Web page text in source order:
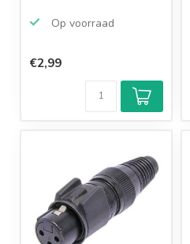
Op voorraad
€2,99